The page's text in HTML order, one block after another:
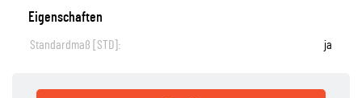
Eigenschaften
Standardmaß [STD]: ja